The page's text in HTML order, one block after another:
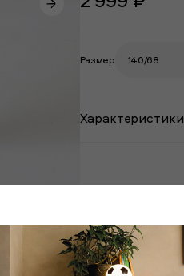
Размер 140/68
Характеристики